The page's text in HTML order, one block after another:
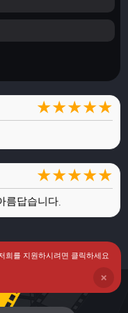
★
★
★
★
★
★
★
★
★
★
름답습니다.
희를 지원하시려면 클릭하세요
❌